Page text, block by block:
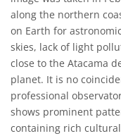
along the northern
on Earth for
skies, lack of light
close to the Atacama
planet. It is no
professional
shows prominent
containing rich